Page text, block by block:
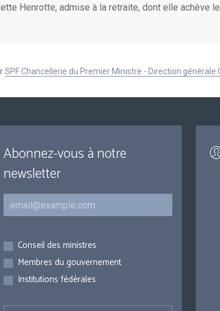
Henrotte, admise à la retraite, dont elle achève
SPF Chancellerie du Premier Ministre - Direction
Abonnez-vous à notre
newsletter
Courriel
Inscriptions
Conseil des ministres
Membres du gouvernement
Institutions fédérales